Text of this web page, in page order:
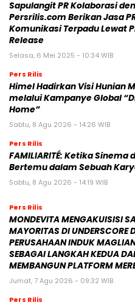
Sapulangit PR Kolaborasi
Persrilis.com Berikan Jasa
Komunikasi Terpadu Lewat
Release
Selasa, 6 Mei 2025 - 10:34 WIB
Pers Rilis
Himel Hadirkan Visi Hunian
melalui Kampanye Global
Home”
Sabtu, 8 Agu 2026 - 14:26 WIB
Pers Rilis
FAMILIARITÉ: Ketika Sinema
Bertemu dalam Sebuah
Sabtu, 8 Agu 2026 - 14:19 WIB
Pers Rilis
MONDEVITA MENGAKUISISI
MAYORITAS DI UNDERSCORE
PERUSAHAAN INDUK
SEBAGAI LANGKAH KEDUA
MEMBANGUN PLATFORM
Jumat, 7 Agu 2026 - 09:32 WIB
Pers Rilis